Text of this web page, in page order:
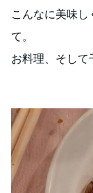
こんなに美味
て。
お料理、そして